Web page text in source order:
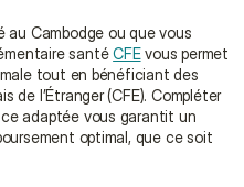
au Cambodge ou que vous
santé CFE vous permet
tout en bénéficiant des
de l’Étranger (CFE). Compléter
adaptée vous garantit un
optimal, que ce soit